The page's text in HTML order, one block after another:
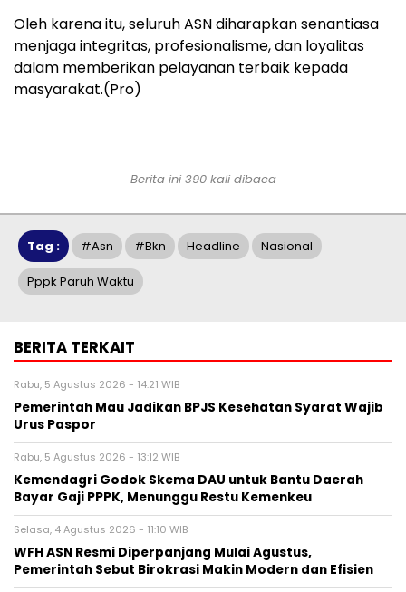
Oleh karena itu, seluruh ASN diharapkan senantiasa
menjaga integritas, profesionalisme, dan loyalitas
dalam memberikan pelayanan terbaik kepada
masyarakat.(Pro)
Berita ini 390 kali dibaca
Tag : #asn #bkn Headline Nasional
Pppk Paruh Waktu
BERITA TERKAIT
Rabu, 5 Agustus 2026 - 14:21 WIB
Pemerintah Mau Jadikan BPJS Kesehatan Syarat Wajib
Urus Paspor
Rabu, 5 Agustus 2026 - 13:12 WIB
Kemendagri Godok Skema DAU untuk Bantu Daerah
Bayar Gaji PPPK, Menunggu Restu Kemenkeu
Selasa, 4 Agustus 2026 - 11:10 WIB
WFH ASN Resmi Diperpanjang Mulai Agustus,
Pemerintah Sebut Birokrasi Makin Modern dan Efisien